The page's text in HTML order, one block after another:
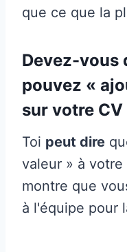
que ce que la
Devez-vous
pouvez «
sur votre CV
Toi peut dire
valeur » à
montre que
à l'équipe pour